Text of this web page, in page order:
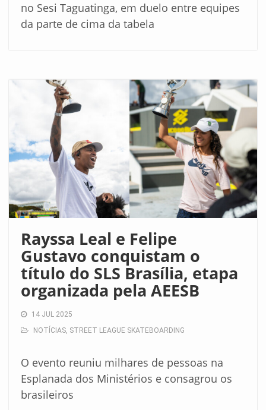
no Sesi Taguatinga, em duelo entre equipes
da parte de cima da tabela
Rayssa Leal e Felipe
Gustavo conquistam o
título do SLS Brasília, etapa
organizada pela AEESB
14 JUL 2025
NOTÍCIAS, STREET LEAGUE SKATEBOARDING
O evento reuniu milhares de pessoas na
Esplanada dos Ministérios e consagrou os
brasileiros